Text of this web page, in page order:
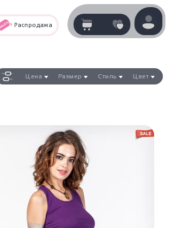
Распродажа
Корзина покупок пуста..
Цена Размер Стиль Цвет